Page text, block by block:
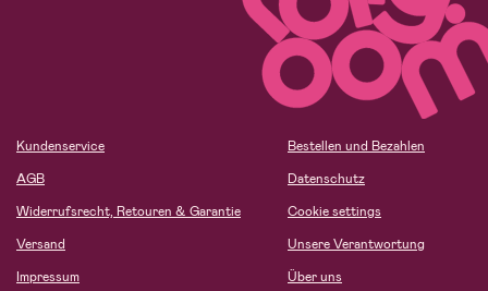
Kundenservice
AGB
Widerrufsrecht, Retouren & Garantie
Versand
Impressum
Bestellen und Bezahlen
Datenschutz
Cookie settings
Unsere Verantwortung
Über uns